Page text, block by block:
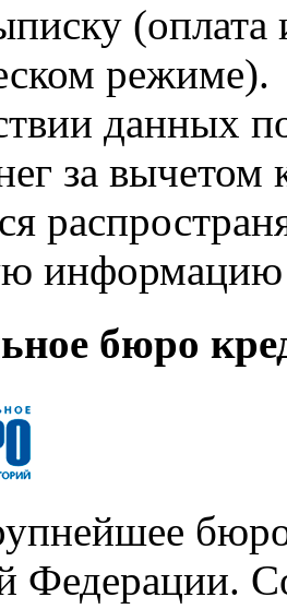
режиме).
данных
за
информацию
бюро
Федерации.